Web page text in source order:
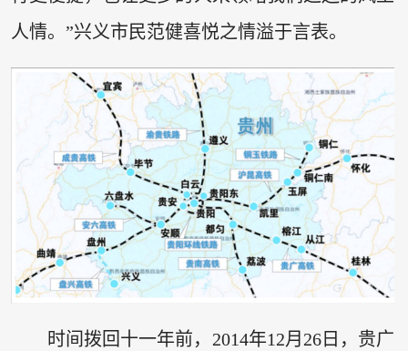
人情。”兴义市民范健喜悦之情溢于言表。
时间拨回十一年前，2014年12月26日，贵广